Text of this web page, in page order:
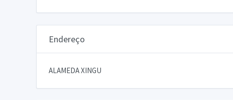
Endereço
ALAMEDA XINGU